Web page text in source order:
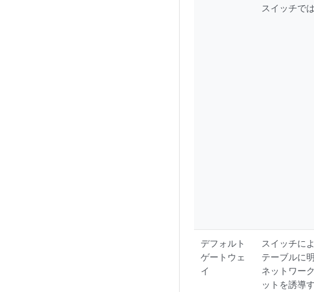
スイッチで
デフォルト
ゲートウェ
イ
スイッチに
テーブルに
ネットワー
ットを誘導